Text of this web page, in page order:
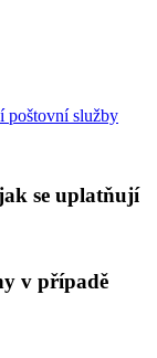
poštovní služby
se uplatňují
v případě